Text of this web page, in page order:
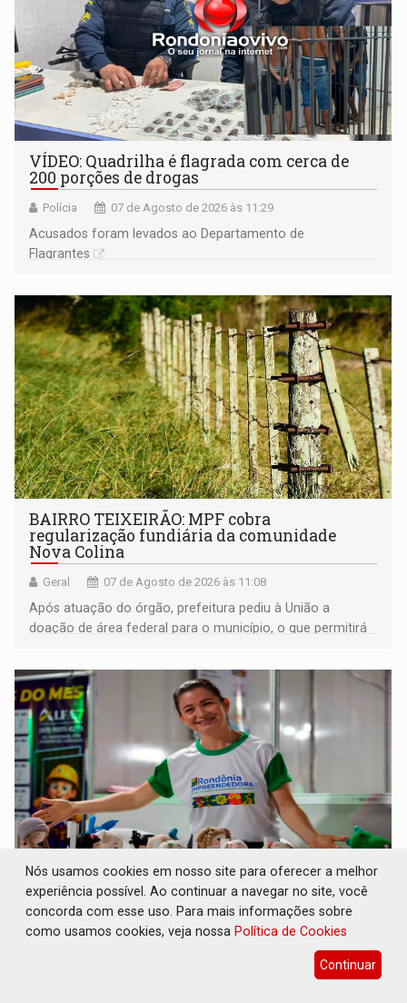
VÍDEO: Quadrilha é flagrada com cerca de
200 porções de drogas
Polícia 07 de Agosto de 2026 às 11:29
Acusados foram levados ao Departamento de
Flagrantes
BAIRRO TEIXEIRÃO: MPF cobra
regularização fundiária da comunidade
Nova Colina
Geral 07 de Agosto de 2026 às 11:08
Após atuação do órgão, prefeitura pediu à União a
doação de área federal para o município, o que permitirá
SUCESSO NA ABERTURA: 2ª Feira Rondônia
Empreendedora segue no Espaço
Alternativo com entrada gratuita até
domingo
Nós usamos cookies em nosso site para oferecer a melhor
experiência possível. Ao continuar a navegar no site, você
concorda com esse uso. Para mais informações sobre
como usamos cookies, veja nossa Política de Cookies
Continuar